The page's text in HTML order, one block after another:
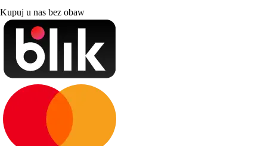
Kupuj u nas bez obaw